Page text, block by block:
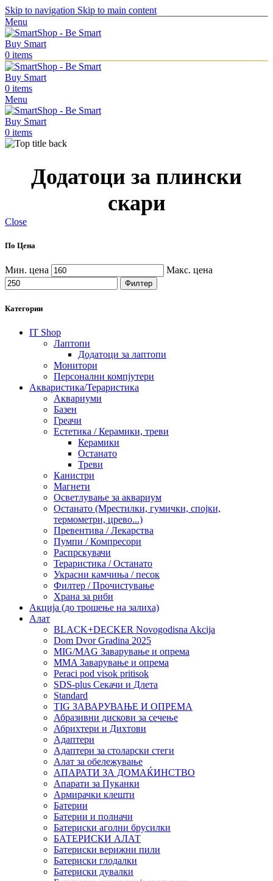
Skip to navigation Skip to main content
Menu
0 items
0 items
Menu
0 items
Додатоци за плински
скари
Close
По Цена
Мин. цена Макс. цена
Филтер
Категории
IT Shop
Лаптопи
Додатоци за лаптопи
Монитори
Персонални компјутери
Акваристика/Тераристика
Аквариуми
Базен
Греачи
Естетика / Керамики, треви
Керамики
Останато
Треви
Канистри
Магнети
Осветлување за аквариум
Останато (Мрестилки, гумички, спојки,
термометри, црево...)
Превентива / Лекарства
Пумпи / Компресори
Распрскувачи
Тераристика / Останато
Украсни камчиња / песок
Филтер / Прочистување
Храна за риби
Акција (до трошење на залиха)
Алат
BLACK+DECKER Novogodisna Akcija
Dom Dvor Gradina 2025
MIG/MAG Заварување и опрема
MMA Заварување и опрема
Peraci pod visok pritisok
SDS-plus Секачи и Длета
Standard
TIG ЗАВАРУВАЊЕ И ОПРЕМА
Абразивни дискови за сечење
Абрихтери и Дихтови
Адаптери
Адаптери за столарски стеги
Алат за обележување
АПАРАТИ ЗА ДОМАЌИНСТВО
Апарати за Пуканки
Армирачки клешти
Батерии
Батерии и полначи
Батериски аголни брусилки
БАТЕРИСКИ АЛАТ
Батериски верижни пили
Батериски глодалки
Батериски дувалки